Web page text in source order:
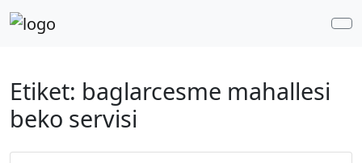
Etiket: baglarcesme mahallesi
beko servisi